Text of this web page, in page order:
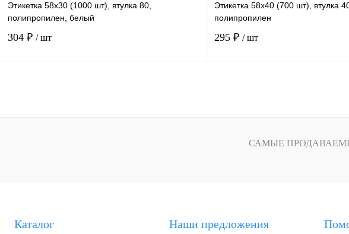
Этикетка 58х30 (1000 шт), втулка 80,
полипропилен, белый
304 ₽ / шт
Купить в 1 клик Сравнение
Этикетка 58х40 (700 шт), втулка
полипропилен
295 ₽ / шт
Купить в 1 клик
САМЫЕ
Каталог Наши предложения